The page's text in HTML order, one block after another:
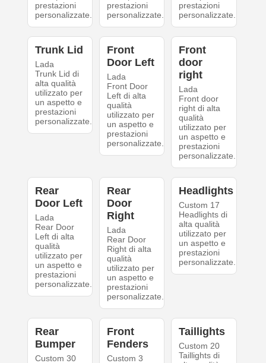
prestazioni
personalizzate.
prestazioni
personalizzate.
prestazioni
personalizzate.
Trunk Lid
Lada
Trunk Lid di
alta qualità
utilizzato per
un aspetto e
prestazioni
personalizzate.
Front
Door Left
Lada
Front Door
Left di alta
qualità
utilizzato per
un aspetto e
prestazioni
personalizzate.
Front
door
right
Lada
Front door
right di alta
qualità
utilizzato per
un aspetto e
prestazioni
personalizzate.
Rear
Door Left
Lada
Rear Door
Left di alta
qualità
utilizzato per
un aspetto e
prestazioni
personalizzate.
Rear
Door
Right
Lada
Rear Door
Right di alta
qualità
utilizzato per
un aspetto e
prestazioni
personalizzate.
Headlights
Custom 17
Headlights di
alta qualità
utilizzato per
un aspetto e
prestazioni
personalizzate.
Rear
Bumper
Custom 30
Front
Fenders
Custom 3
Taillights
Custom 20
Taillights di